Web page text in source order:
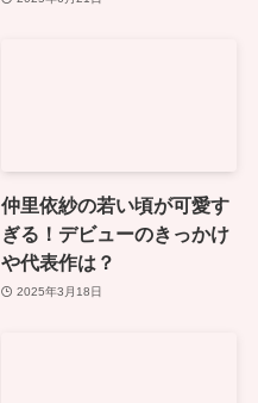
仲里依紗の若い頃が可愛す
ぎる！デビューのきっかけ
や代表作は？
2025年3月18日